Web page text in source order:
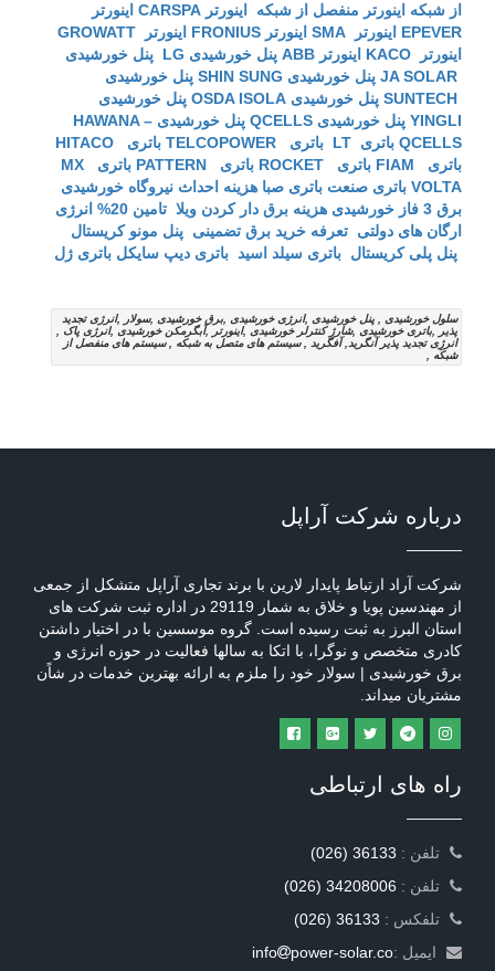
از شبکه اینورتر منفصل از شبکه اینورتر CARSPA
اینورتر
EPEVER اینورتر SMA اینورتر FRONIUS
اینورتر GROWATT
اینورتر KACO
اینورتر ABB پنل خورشیدی LG
پنل خورشیدی
پنل خورشیدی SHIN SUNG
پنل خورشیدی
پنل خورشیدی OSDA ISOLA
پنل خورشیدی
YINGLI پنل خورشیدی QCELLS
پنل خورشیدی HAWANA –
QCELLS باتری LT باتری TELCOPOWER
باتری HITACO
باتری FIAM
باتری ROCKET باتری PATTERN
باتری MX
VOLTA باتری صنعت باتری صبا هزینه احداث نیروگاه خورشیدی
برق 3 فاز خورشیدی
هزینه برق دار کردن ویلا
تامین 20% انرژی
ارگان های دولتی تعرفه خرید برق تضمینی پنل مونو کریستال
پنل پلی کریستال باتری سیلد اسید باتری دیپ سایکل باتری ژل
سلول خورشیدی , پنل خورشیدی ,انرژی خورشیدی ,برق خورشیدی ,سولار ,انرژی تجدید
پذیر ,باتری خورشیدی ,شارژ کنترلر خورشیدی ,اینورتر ,آبگرمکن خورشیدی ,انرژی پاک ,
انرژِی تجدید پذیر آنگرید, آفگرید , سیستم های متصل به شبکه , سیستم های منفصل از
شبکه ,
درباره شرکت آراپل
شرکت آراد ارتباط پایدار لارین با برند تجاری آراپل متشکل از جمعی
از مهندسین پویا و خلاق به شمار 29119 در اداره ثبت شرکت های
استان البرز به ثبت رسیده است. گروه موسسین با در اختیار داشتن
کادری متخصص و نوگرا، با اتکا به سالها فعالیت در حوزه انرژی و
برق خورشیدی | سولار خود را ملزم به ارائه بهترین خدمات در شاًن
مشتریان میداند.
راه های ارتباطی
(026) 36133
(026) 34208006
(026) 36133
ایمیل :
info power-solar.co